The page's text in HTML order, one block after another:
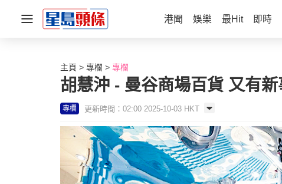
港聞 娛樂 最Hit 即時
主頁 專欄 專欄
胡慧沖 - 曼谷商場百貨 又有
專欄 更新時間：02:00 2025-10-03 HKT